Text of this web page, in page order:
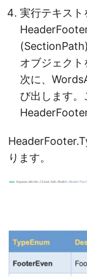
実行テキスト
オブジェクト
次に、
び出します
ります。